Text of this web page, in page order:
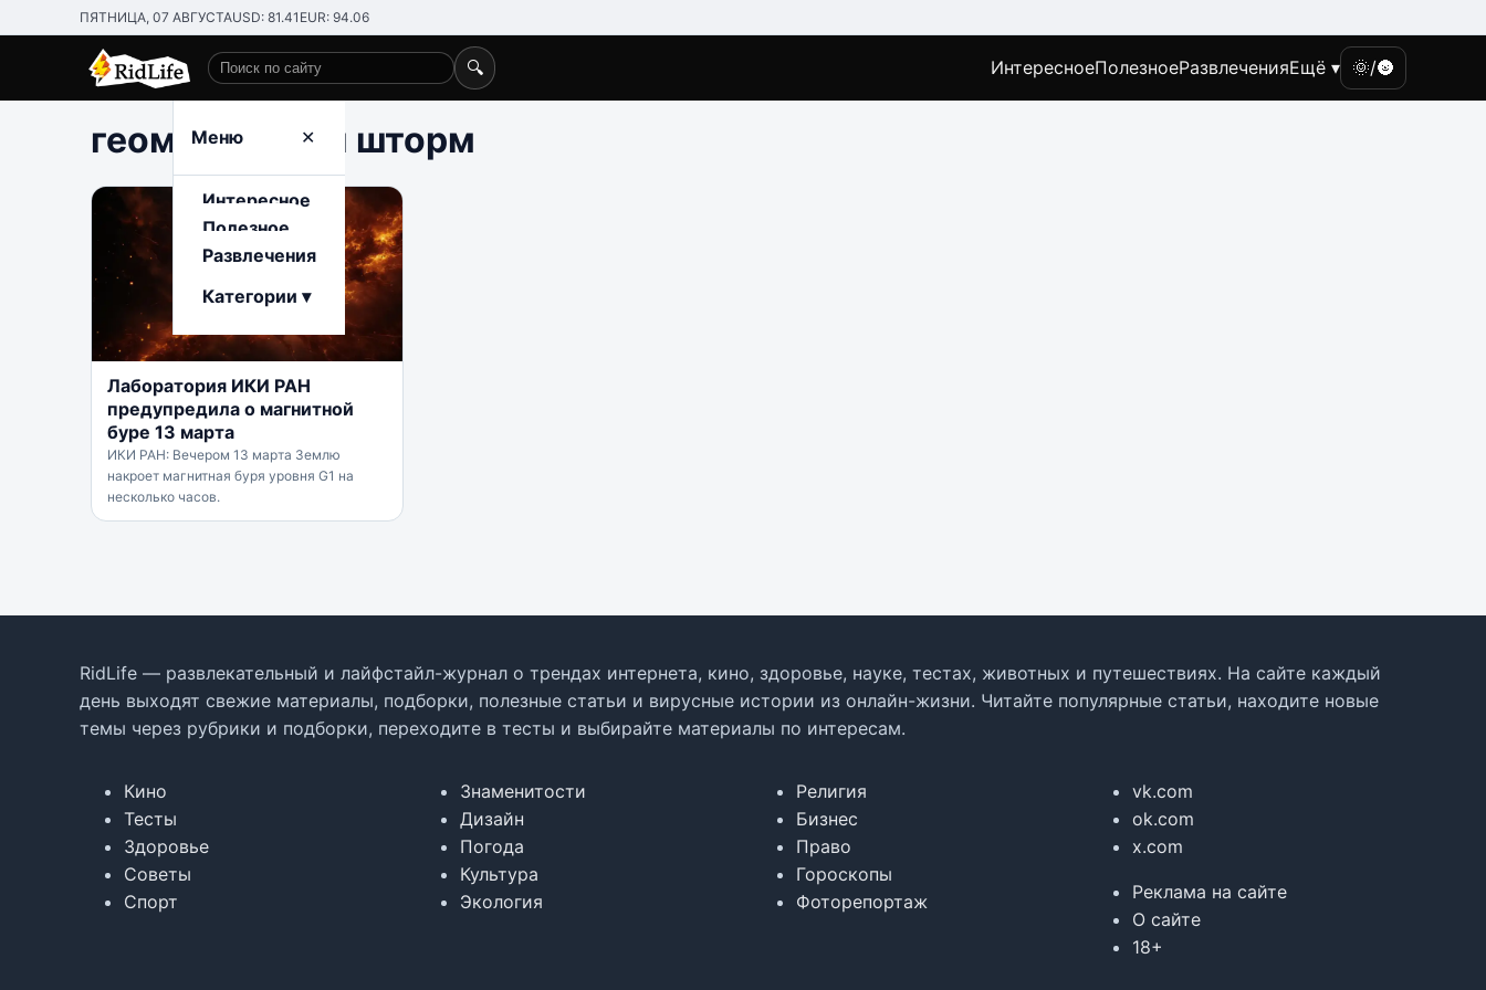
ПЯТНИЦА, 07 АВГУСТАUSD: 81.41 EUR: 94.06
Поиск по сайту
🔍 ИнтересноеПолезноеРазвлеченияЕщё ▾ 🌞/🌚
Меню ✕
Интересное
Полезное
Развлечения
Категории ▾
геомагнитный шторм
Лаборатория ИКИ РАН
предупредила о магнитной
буре 13 марта
ИКИ РАН: Вечером 13 марта Землю
накроет магнитная буря уровня G1 на
несколько часов.
RidLife — развлекательный и лайфстайл-журнал о трендах интернета, кино, здоровье, науке, тестах, животных и путешествиях. На сайте каждый
день выходят свежие материалы, подборки, полезные статьи и вирусные истории из онлайн-жизни. Читайте популярные статьи, находите новые
темы через рубрики и подборки, переходите в тесты и выбирайте материалы по интересам.
Кино
Тесты
Здоровье
Советы
Спорт
Знаменитости
Дизайн
Погода
Культура
Экология
Религия
Бизнес
Право
Гороскопы
Фоторепортаж
vk.com
ok.com
x.com
Реклама на сайте
О сайте
18+